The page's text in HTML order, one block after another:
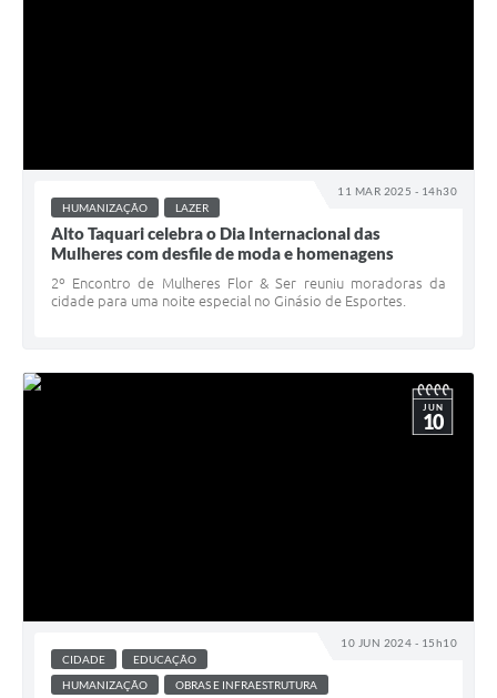
11 MAR 2025 - 14h30
HUMANIZAÇÃO LAZER
Alto Taquari celebra o Dia Internacional das
Mulheres com desfile de moda e homenagens
2º Encontro de Mulheres Flor & Ser reuniu moradoras da
cidade para uma noite especial no Ginásio de Esportes.
10 JUN 2024 - 15h10
JUN
10
CIDADE
EDUCAÇÃO
HUMANIZAÇÃO
OBRAS E INFRAESTRUTURA